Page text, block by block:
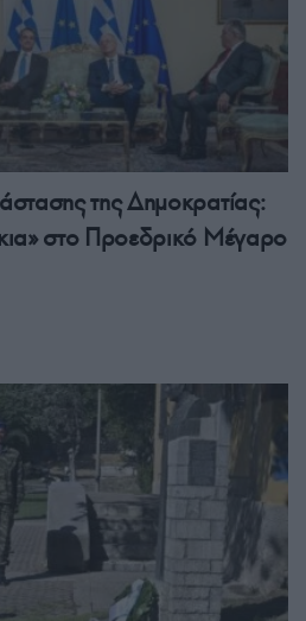
της Δημοκρατίας:
στο Προεδρικό Μέγαρο